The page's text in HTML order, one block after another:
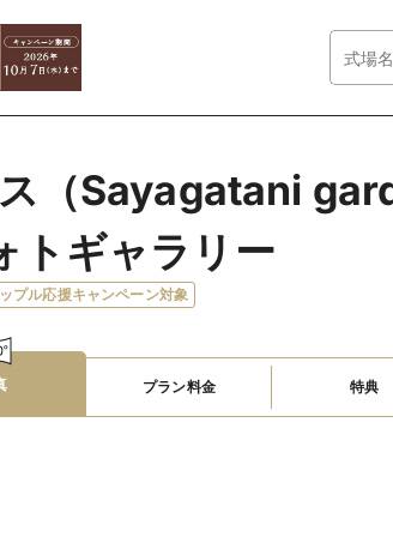
（Sayagatani
トギャラリー
プル応援キャンペーン対象
プラン料金 特典